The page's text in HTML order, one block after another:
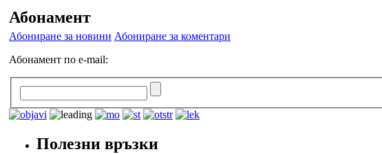
Абонамент
Абониране за новини Абониране за коментари
Абонамент по e-mail:
Полезни връзки